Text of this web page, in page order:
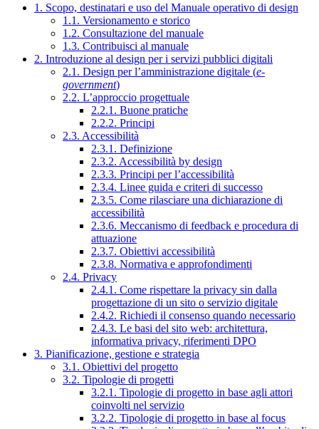
1. Scopo, destinatari e uso del Manuale operativo di design
1.1. Versionamento e storico
1.2. Consultazione del manuale
1.3. Contribuisci al manuale
2. Introduzione al design per i servizi pubblici digitali
2.1. Design per l’amministrazione digitale (e-
government)
2.2. L’approccio progettuale
2.2.1. Buone pratiche
2.2.2. Principi
2.3. Accessibilità
2.3.1. Definizione
2.3.2. Accessibilità by design
2.3.3. Principi per l’accessibilità
2.3.4. Linee guida e criteri di successo
2.3.5. Come rilasciare una dichiarazione di
accessibilità
2.3.6. Meccanismo di feedback e procedura di
attuazione
2.3.7. Obiettivi accessibilità
2.3.8. Normativa e approfondimenti
2.4. Privacy
2.4.1. Come rispettare la privacy sin dalla
progettazione di un sito o servizio digitale
2.4.2. Richiedi il consenso quando necessario
2.4.3. Le basi del sito web: architettura,
informativa privacy, riferimenti DPO
3. Pianificazione, gestione e strategia
3.1. Obiettivi del progetto
3.2. Tipologie di progetti
3.2.1. Tipologie di progetto in base agli attori
coinvolti nel servizio
3.2.2. Tipologie di progetto in base al focus